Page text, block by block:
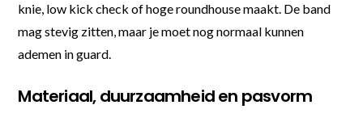
knie, low kick check of hoge roundhouse maakt. De band
mag stevig zitten, maar je moet nog normaal kunnen
ademen in guard.
Materiaal, duurzaamheid en pasvorm